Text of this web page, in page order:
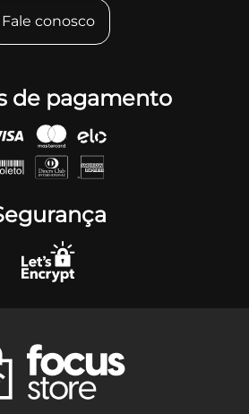
Fale conosco
de pagamento